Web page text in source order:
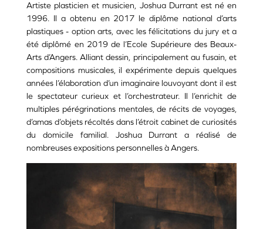
Artiste plasticien et musicien, Joshua Durrant est né en
1996. Il a obtenu en 2017 le diplôme national d’arts
plastiques - option arts, avec les félicitations du jury et a
été diplômé en 2019 de l’Ecole Supérieure des Beaux-
Arts d’Angers. Alliant dessin, principalement au fusain, et
compositions musicales, il expérimente depuis quelques
années l’élaboration d’un imaginaire louvoyant dont il est
le spectateur curieux et l’orchestrateur. Il l’enrichit de
multiples pérégrinations mentales, de récits de voyages,
d’amas d’objets récoltés dans l’étroit cabinet de curiosités
du domicile familial. Joshua Durrant a réalisé de
nombreuses expositions personnelles à Angers.